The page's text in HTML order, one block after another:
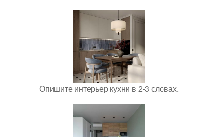
Опишите интерьер кухни в 2-3 словах.